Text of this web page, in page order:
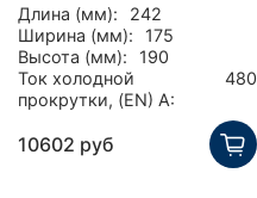
Длина (мм):
242
Ширина (мм):
175
Высота (мм):
190
Ток холодной
прокрутки, (EN) А:
480
10602 руб